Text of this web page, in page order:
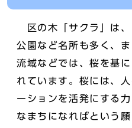
区の木「サクラ」は、
公園など名所も多く、
流域などでは、桜を基
れています。桜には、
ーションを活発にする
なまちになればという